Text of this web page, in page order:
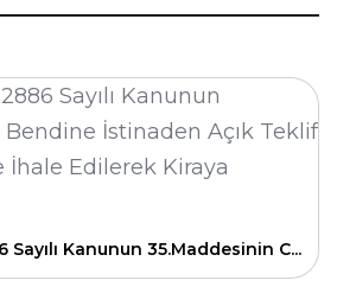
Sayılı Kanunun 35.Maddesinin C...